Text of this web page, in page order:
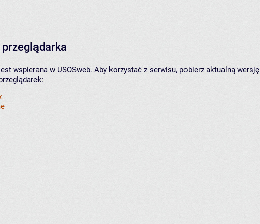
wspierana w USOSweb. Aby korzystać z serwisu, pobierz aktualną wersję